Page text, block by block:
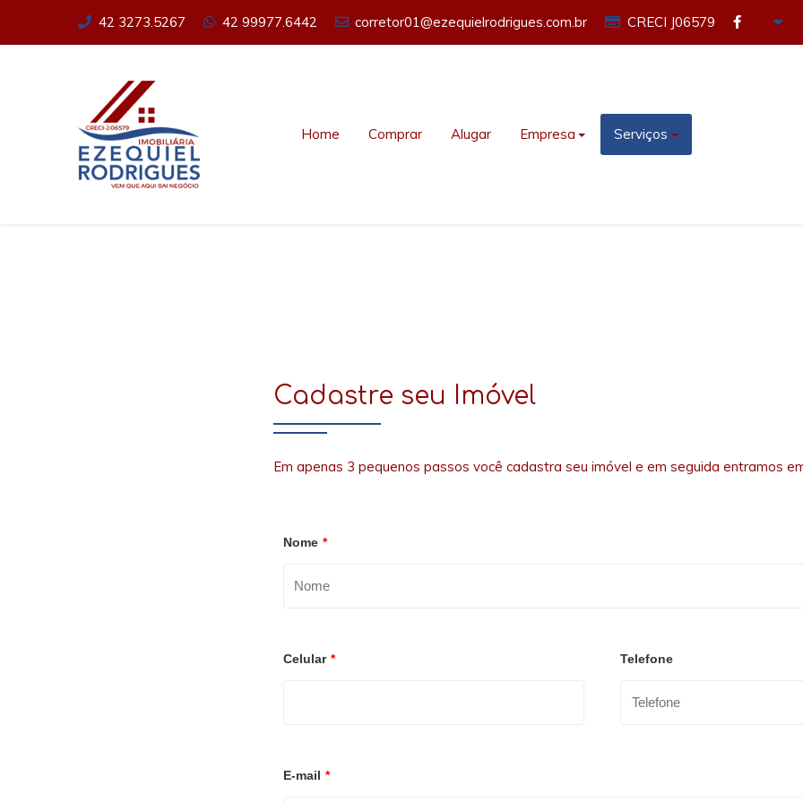
42 3273.5267 42 99977.6442 corretor01@ezequielrodrigues.com.br CRECI J06579
Home Comprar Alugar Empresa Serviços
Cadastre seu Imóvel
Em apenas 3 pequenos passos você cadastra seu imóvel e em seguida entramos
Nome *
Celular * Telefone
E-mail *